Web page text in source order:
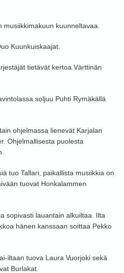
kuunneltavaa.
Kuunkuiskaajat.
tietävät kertoa Värttinän
soljuu Puhti Rymäkällä
ohjelmassa lienevät Karjalan
Ohjelmallisesta puolesta
tuo Tallari, paikallista musiikkia on
tuovat Honkalammen
sopivasti lauantain alkuiltaa. Ilta
hänen kanssaan soittaa Pekko
iltaan tuova Laura Vuorjoki sekä
Burlakat.